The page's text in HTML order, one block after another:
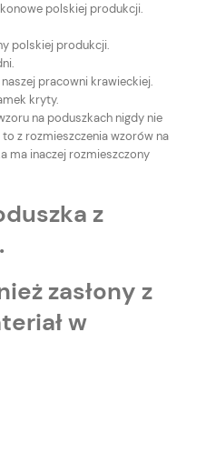
polskiej produkcji.
polskiej produkcji.
pracowni krawieckiej.
kryty.
na poduszkach nigdy nie
z rozmieszczenia wzorów na
ma inaczej rozmieszczony
z
zasłony z
w